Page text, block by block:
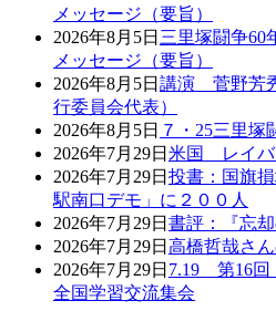
メッセージ（要旨）
2026年8月5日 三里塚闘争
メッセージ（要旨）
2026年8月5日 講演 菅野芳
行委員会代表）
2026年8月5日 ７・25三里塚
2026年7月29日 米国 レイバ
2026年7月29日 投書：国旗
駅南口デモ」に２００人
2026年7月29日 書評：『忘却
2026年7月29日 高橋哲哉さ
2026年7月29日 7.19 第16回
全国学習交流集会